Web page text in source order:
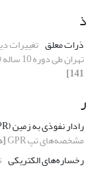
ذ
ذرات معلق تغییرات
تهران طی دوره 10 ساله (2011-2001)
141]
ر
رادار نفوذی به زمین (GPR)
مشخصه‌های تپ GPR
[دوره
رخساره‌‌‌‌های الکتریکی